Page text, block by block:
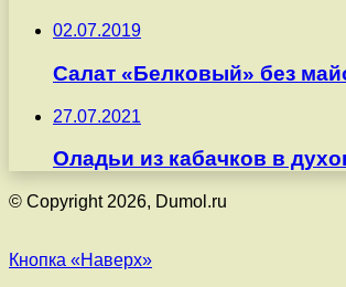
02.07.2019
Салат «Белковый» без
27.07.2021
Оладьи из кабачков в
© Copyright 2026, Dumol.ru
Кнопка «Наверх»